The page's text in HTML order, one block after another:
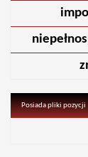
Posiada pliki pozycji